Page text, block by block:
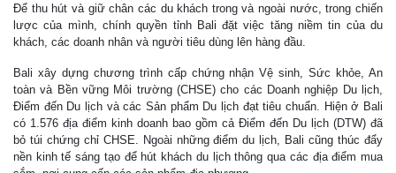
Để thu hút và giữ chân các du khách trong và ngoài nước, trong chiến
lược của mình, chính quyền tỉnh Bali đặt việc tăng niềm tin của du
khách, các doanh nhân và người tiêu dùng lên hàng đầu.
Bali xây dựng chương trình cấp chứng nhận Vệ sinh, Sức khỏe, An
toàn và Bền vững Môi trường (CHSE) cho các Doanh nghiệp Du lịch,
Điểm đến Du lịch và các Sản phẩm Du lịch đạt tiêu chuẩn. Hiện ở Bali
có 1.576 địa điểm kinh doanh bao gồm cả Điểm đến Du lịch (DTW) đã
bỏ túi chứng chỉ CHSE. Ngoài những điểm du lịch, Bali cũng thúc đẩy
nền kinh tế sáng tạo để hút khách du lịch thông qua các địa điểm mua